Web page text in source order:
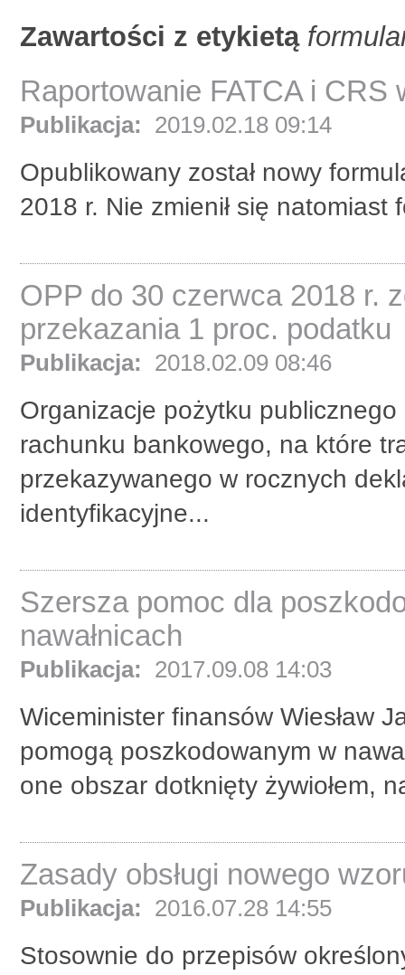
Zawartości z etykietą
Raportowanie FATCA i CRS
Publikacja: 2019.02.18 09:14
Opublikowany został nowy
2018 r. Nie zmienił się natomiast
OPP do 30 czerwca 2018 r.
przekazania 1 proc. podatku
Publikacja: 2018.02.09 08:46
Organizacje pożytku
rachunku bankowego, na które
przekazywanego w rocznych
identyfikacyjne...
Szersza pomoc dla
nawałnicach
Publikacja: 2017.09.08 14:03
Wiceminister finansów Wiesław
pomogą poszkodowanym w
one obszar dotknięty żywiołem,
Zasady obsługi nowego
Publikacja: 2016.07.28 14:55
Stosownie do przepisów